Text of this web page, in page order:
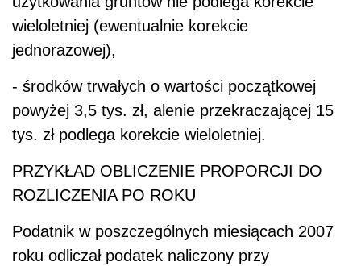
wieloletniej (ewentualnie korekcie
jednorazowej),
- środków trwałych o wartości początkowej
powyżej 3,5 tys. zł, alenie przekraczającej 15
tys. zł podlega korekcie wieloletniej.
PRZYKŁAD OBLICZENIE PROPORCJI DO
ROZLICZENIA PO ROKU
Podatnik w poszczególnych miesiącach 2007
roku odliczał podatek naliczony przy